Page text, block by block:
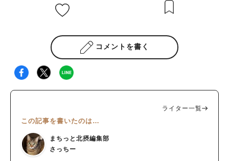
コメントを書く
ライター一覧
この記事を書いたのは…
まちっと北摂編集部
さっちー